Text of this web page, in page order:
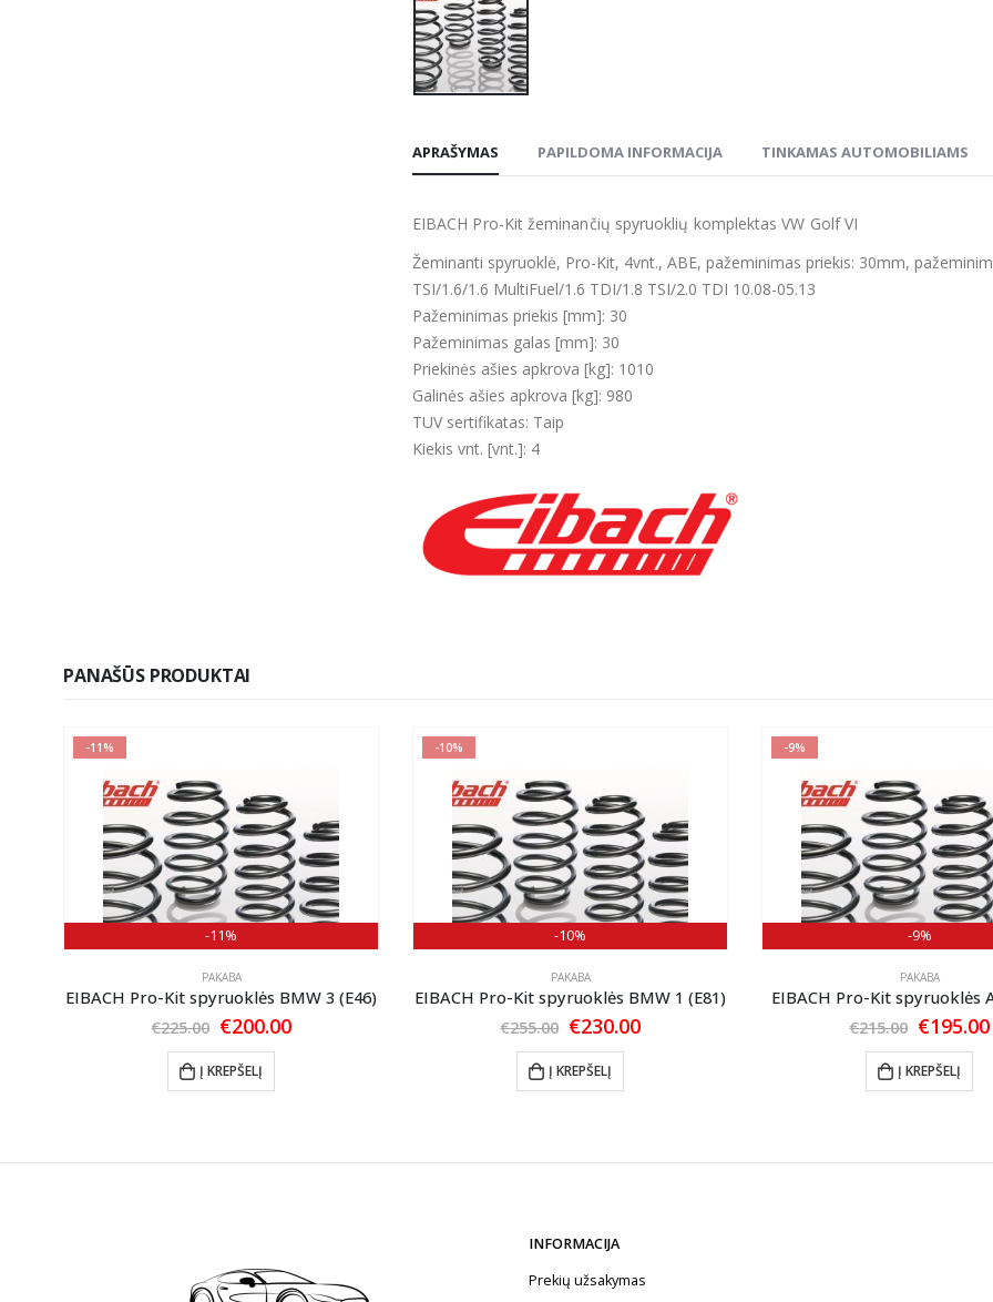
APRAŠYMAS PAPILDOMA INFORMACIJA TINKAMAS AUTOMOBILIAMS
EIBACH Pro-Kit žeminančių spyruoklių komplektas VW Golf VI
Žeminanti spyruoklė, Pro-Kit, 4vnt., ABE, pažeminimas priekis: 30mm,
TSI/1.6/1.6 MultiFuel/1.6 TDI/1.8 TSI/2.0 TDI 10.08-05.13
Pažeminimas priekis [mm]: 30
Pažeminimas galas [mm]: 30
Priekinės ašies apkrova [kg]: 1010
Galinės ašies apkrova [kg]: 980
TUV sertifikatas: Taip
Kiekis vnt. [vnt.]: 4
PANAŠŪS PRODUKTAI
-11%
-11%
PAKABA
EIBACH Pro-Kit spyruoklės BMW 3 (E46)
€225.00 Original
price
was:
€225.00.
€200.00Current
Į KREPŠELĮ
-10%
-10%
PAKABA
EIBACH Pro-Kit spyruoklės BMW 1 (E81)
€255.00 Original
price
was:
€255.00.
€230.00Current
Į KREPŠELĮ
-9%
-9%
PAKABA
EIBACH Pro-Kit spyruoklės
€215.00 Original
price
was:
€215.00.
€195.00
Į KREPŠELĮ
INFORMACIJA
Prekių užsakymas